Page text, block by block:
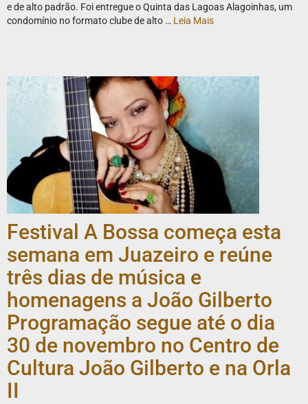
e de alto padrão. Foi entregue o Quinta das Lagoas Alagoinhas, um
condomínio no formato clube de alto … Leia Mais
Festival A Bossa começa esta
semana em Juazeiro e reúne
três dias de música e
homenagens a João Gilberto
Programação segue até o dia
30 de novembro no Centro de
Cultura João Gilberto e na Orla
II